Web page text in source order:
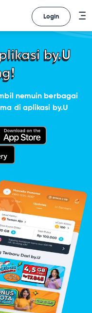
Login
by.U
nemuin berbagai
di aplikasi by.U